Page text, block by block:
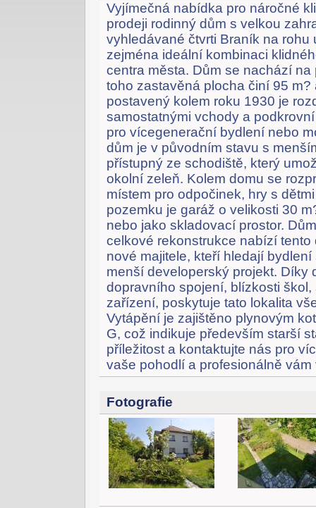
Vyjímečná nabídka pro náročné
prodeji rodinný dům s velkou
vyhledávané čtvrti Braník na rohu
zejména ideální kombinaci
centra města. Dům se nachází
toho zastavěná plocha činí 95
postavený kolem roku 1930 je
samostatnými vchody a
pro vícegenerační bydlení nebo
dům je v původním stavu s
přístupný ze schodiště, který
okolní zeleň. Kolem domu se
místem pro odpočinek, hry s
pozemku je garáž o velikosti 30
nebo jako skladovací prostor.
celkové rekonstrukce nabízí
nové majitele, kteří hledají
menší developerský projekt. Díky
dopravního spojení, blízkosti
zařízení, poskytuje tato lokalita
Vytápění je zajištěno plynovým
G, což indikuje především starší
příležitost a kontaktujte nás pro
vaše pohodlí a profesionálně
Fotografie